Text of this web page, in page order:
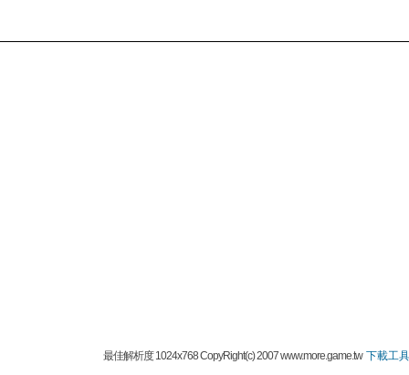
最佳解析度 1024x768 CopyRight(c) 2007 www.more.game.tw下載工